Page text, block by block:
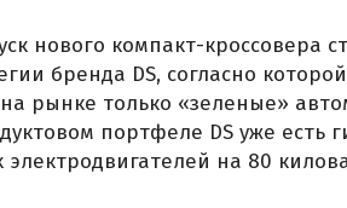
нового компакт-кроссовера
бренда DS, согласно
рынке только «зеленые»
портфеле DS уже есть
на 80